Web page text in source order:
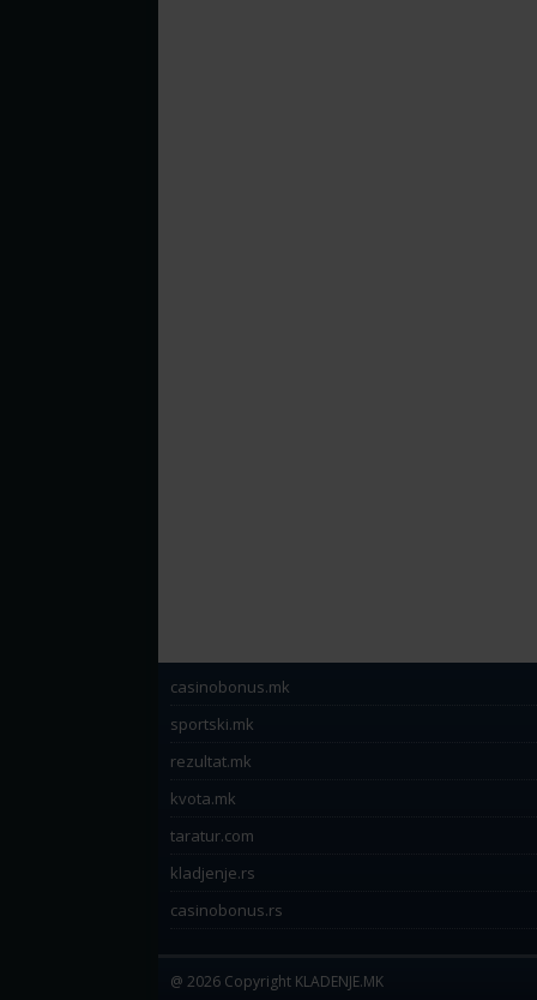
casinobonus.mk
sportski.mk
rezultat.mk
kvota.mk
taratur.com
kladjenje.rs
casinobonus.rs
@ 2026 Copyright KLADENJE.MK